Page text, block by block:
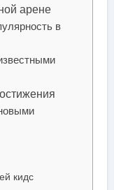
арене
в
кидс